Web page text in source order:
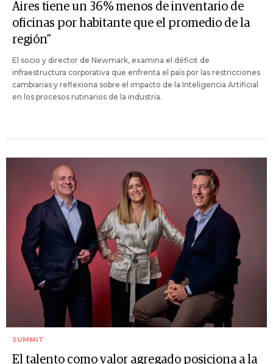
Aires tiene un 36% menos de inventario de
oficinas por habitante que el promedio de la
región”
El socio y director de Newmark, examina el déficit de
infraestructura corporativa que enfrenta el país por las restricciones
cambiarias y reflexiona sobre el impacto de la Inteligencia Artificial
en los procesos rutinarios de la industria.
SUMMIT
El talento como valor agregado posiciona a la